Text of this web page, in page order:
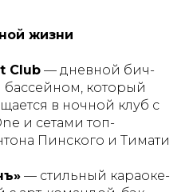
жизни
Club — дневной бич-
бассейном, который
в ночной клуб с
и сетами топ-
Пинского и Тимати
— стильный караоке-